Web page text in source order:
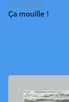
27/7/2023
Ça mouille !